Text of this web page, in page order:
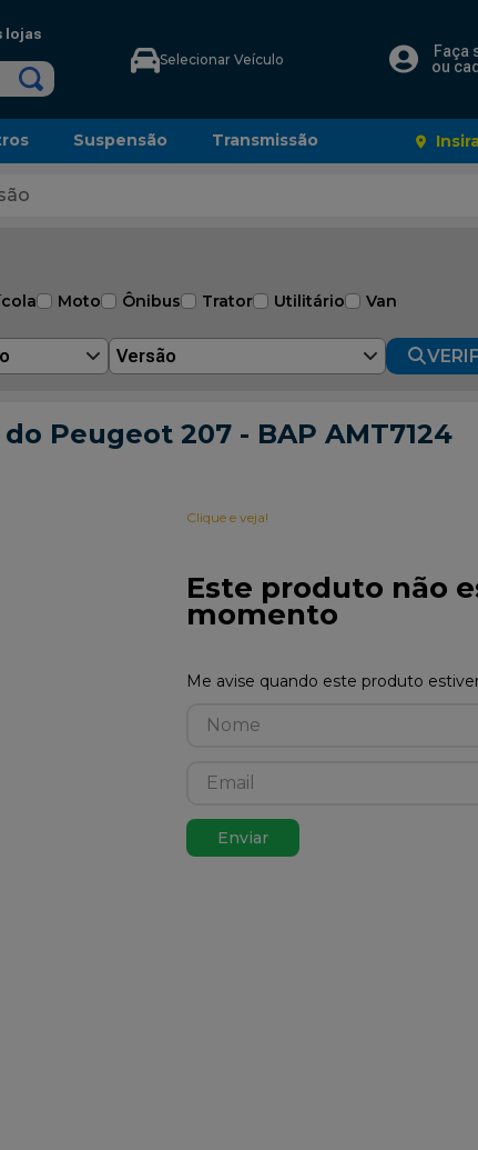
lojas
Selecionar Veículo
Faça
ou
Suspensão Transmissão
Moto Ônibus Trator Utilitário Van
Versão
Peugeot 207 - BAP AMT7124
Clique e veja!
Este produto não
momento
Enviar